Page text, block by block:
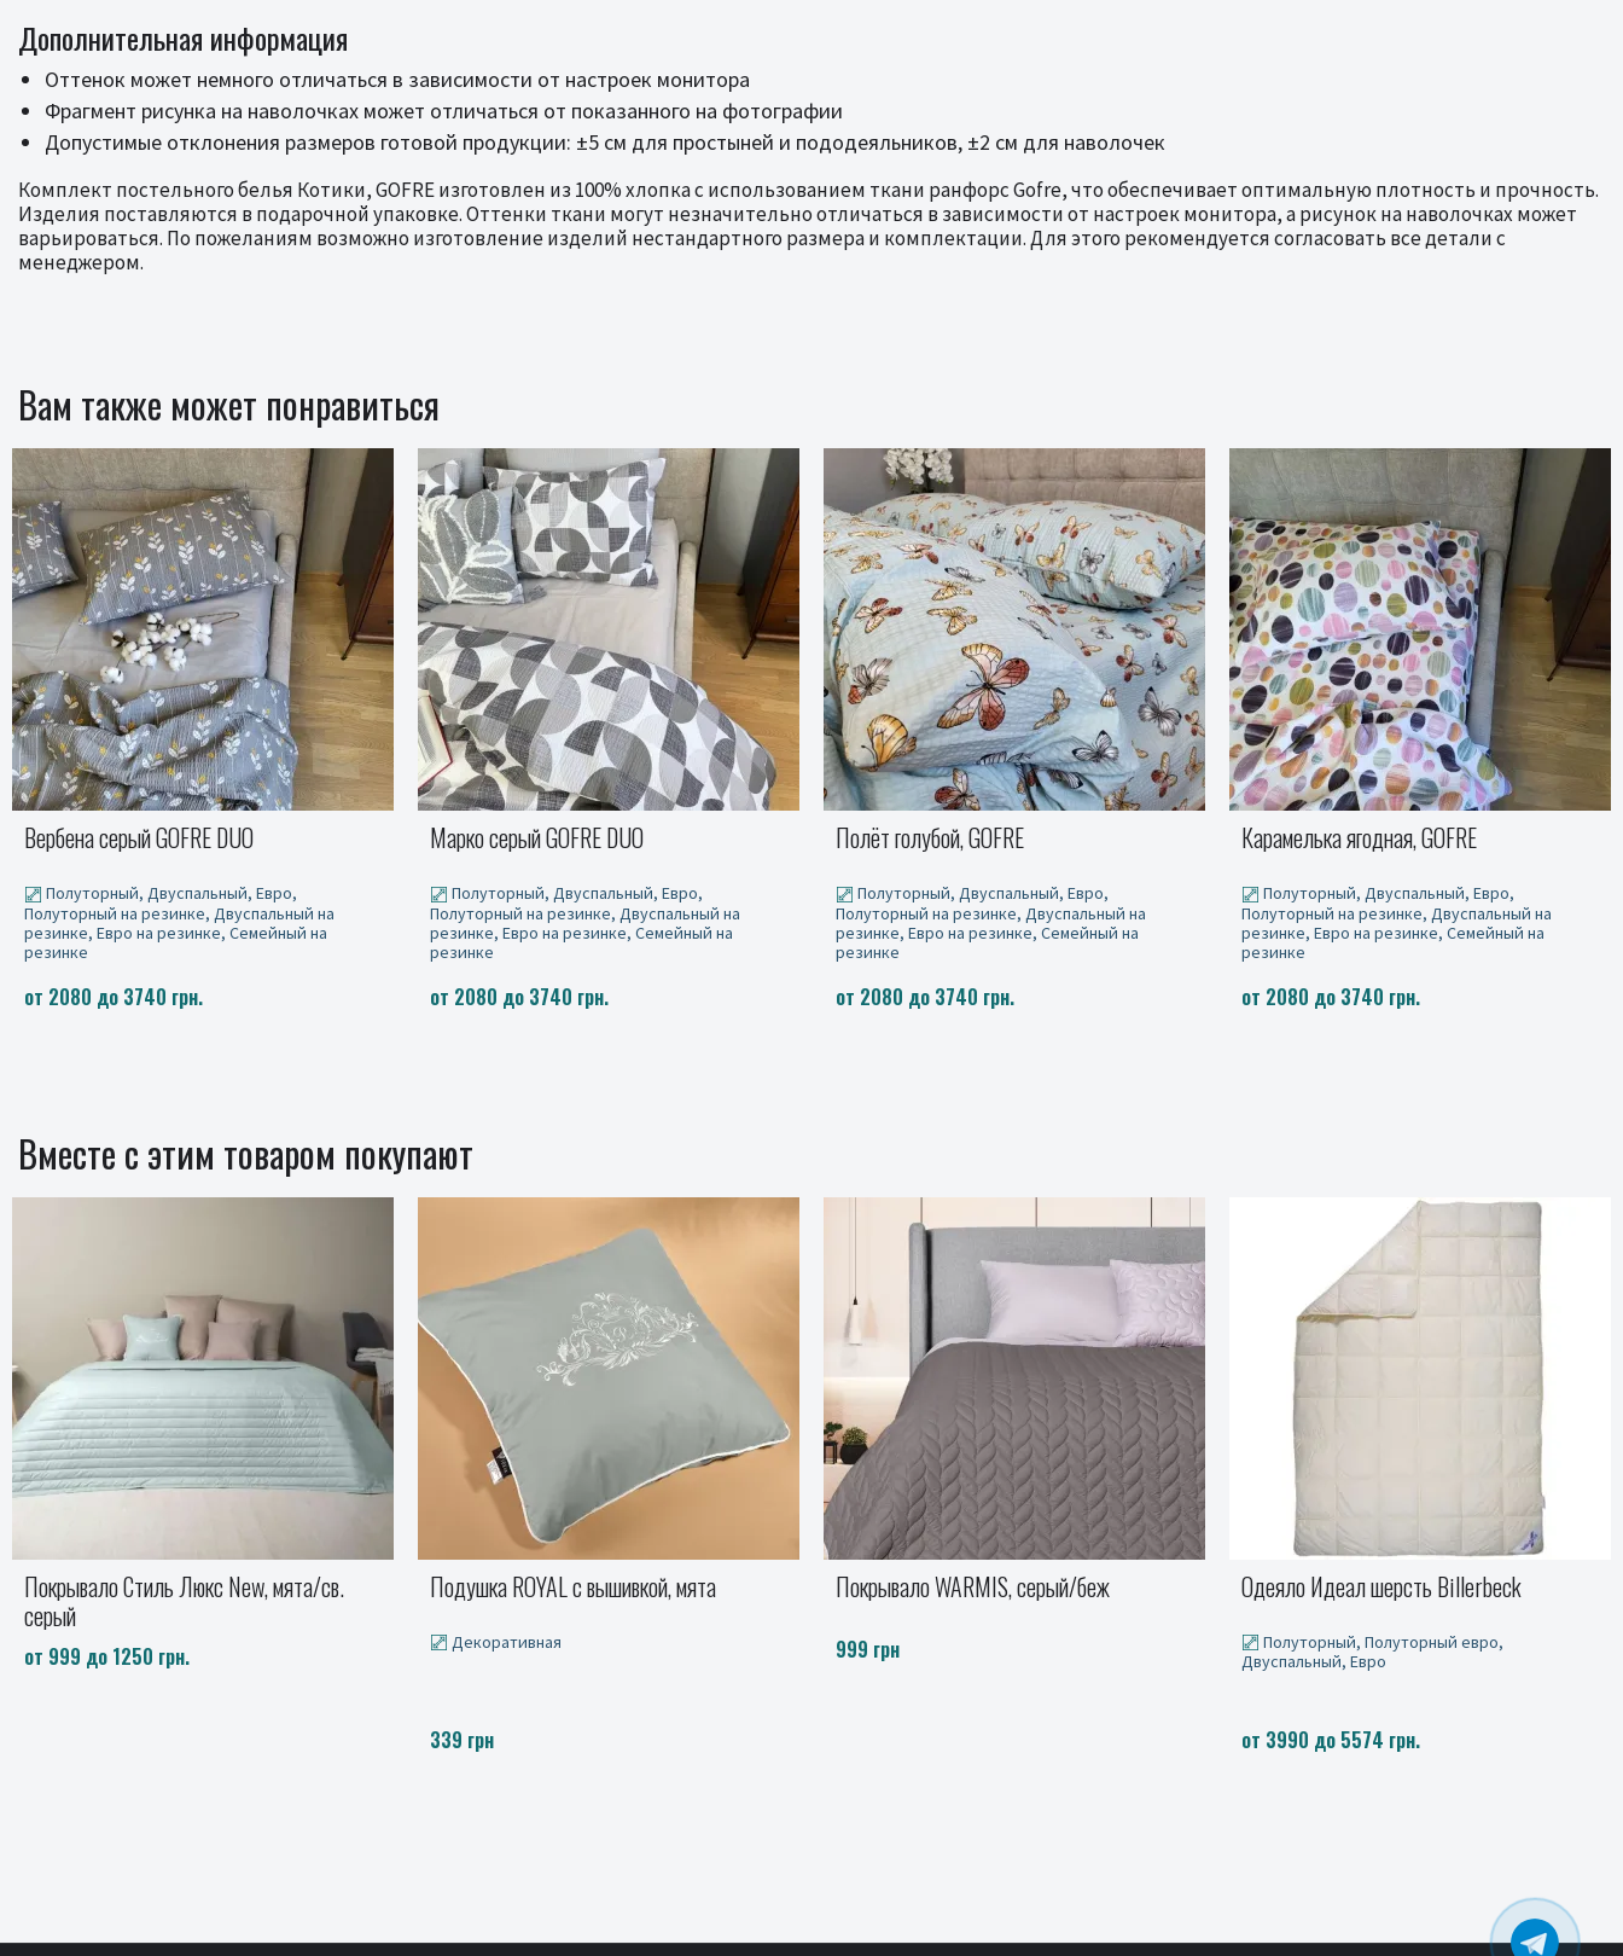
Дополнительная информация
Оттенок может немного отличаться в зависимости от настроек монитора
Фрагмент рисунка на наволочках может отличаться от показанного на фотографии
Допустимые отклонения размеров готовой продукции: ±5 см для простыней и пододеяльников, ±2 см для наволочек
Комплект постельного белья Котики, GOFRE изготовлен из 100% хлопка с использованием ткани ранфорс Gofre, что обеспечивает оптимальную плотность и прочность.
Изделия поставляются в подарочной упаковке. Оттенки ткани могут незначительно отличаться в зависимости от настроек монитора, а рисунок на наволочках может
варьироваться. По пожеланиям возможно изготовление изделий нестандартного размера и комплектации. Для этого рекомендуется согласовать все детали с
менеджером.
Вам также может понравиться
Марко серый GOFRE DUO
Полуторный, Двуспальный, Евро,
Полуторный на резинке, Двуспальный на
резинке, Евро на резинке, Семейный на
резинке
от 2080 до 3740 грн.
Полёт голубой, GOFRE
Полуторный, Двуспальный, Евро,
Полуторный на резинке, Двуспальный на
резинке, Евро на резинке, Семейный на
резинке
от 2080 до 3740 грн.
Карамелька ягодная, GOFRE
Полуторный, Двуспальный, Евро,
Полуторный на резинке, Двуспальный на
резинке, Евро на резинке, Семейный на
резинке
от 2080 до 3740 грн.
Стефания, GOFRE
Полуторный, Двуспальный, Евро,
Полуторный на резинке, Двуспальный на
резинке, Евро на резинке, Семейный на
резинке
от 2080 до 3740 грн.
Вместе с этим товаром покупают
Подушка ROYAL с вышивкой, мята Покрывало WARMIS, серый/беж
999 грн
Одеяло Идеал шерсть Billerbeck
Полуторный, Полуторный евро,
Двуспальный, Евро
Покрывало SILHOUETTE, серый
от 999 до 1299 грн.